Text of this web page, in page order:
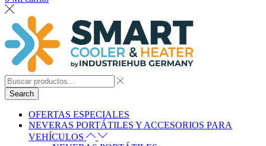
Search
OFERTAS ESPECIALES
NEVERAS PORTÁTILES Y ACCESORIOS PARA
VEHÍCULOS